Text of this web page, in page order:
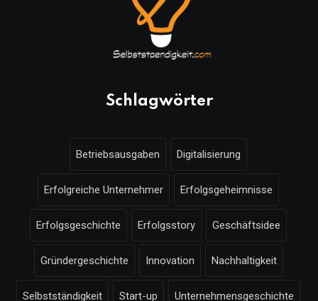
Schlagwörter
Betriebsausgaben Digitalisierung
Erfolgreiche Unternehmer Erfolgsgeheimnisse
Erfolgsgeschichte Erfolgsstory Geschäftsidee
Gründergeschichte Innovation Nachhaltigkeit
Selbstständigkeit Start-up Unternehmensgeschichte